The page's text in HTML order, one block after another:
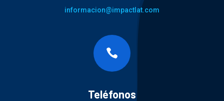
informacion@impactlat.com

Teléfonos